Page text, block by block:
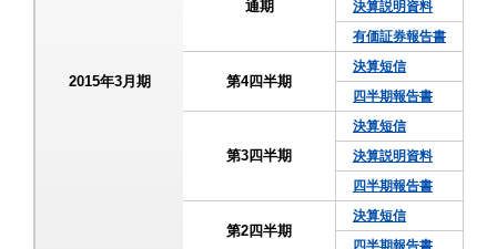
2015年3月期
通期
決算説明資料
有価証券報告書
第4四半期
決算短信
四半期報告書
第3四半期
決算短信
決算説明資料
四半期報告書
第2四半期
決算短信